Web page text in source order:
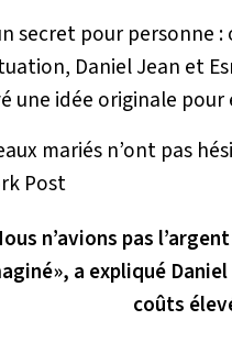
secret pour personne
Daniel Jean et
une idée originale pour
mariés n’ont pas
Post
n’avions pas
a expliqué
coûts